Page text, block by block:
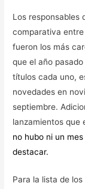
Los responsables
comparativa
fueron los más
que el año
títulos cada uno,
novedades en
septiembre.
lanzamientos que
no hubo ni un
destacar.
Para la lista de